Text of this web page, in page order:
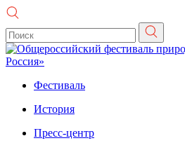
Фестиваль
История
Пресс-центр